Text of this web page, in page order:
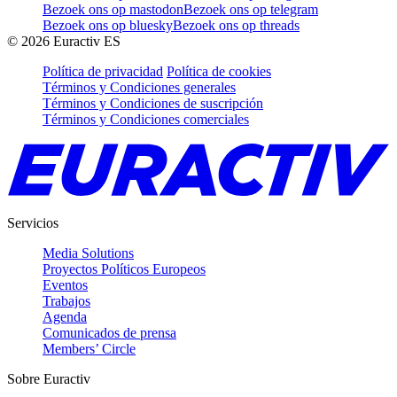
Bezoek ons op mastodonBezoek ons op telegram
Bezoek ons op blueskyBezoek ons op threads
© 2026 Euractiv ES
Política de privacidad Política de cookies
Términos y Condiciones generales
Términos y Condiciones de suscripción
Términos y Condiciones comerciales
Servicios
Media Solutions
Proyectos Políticos Europeos
Eventos
Trabajos
Agenda
Comunicados de prensa
Members’ Circle
Sobre Euractiv